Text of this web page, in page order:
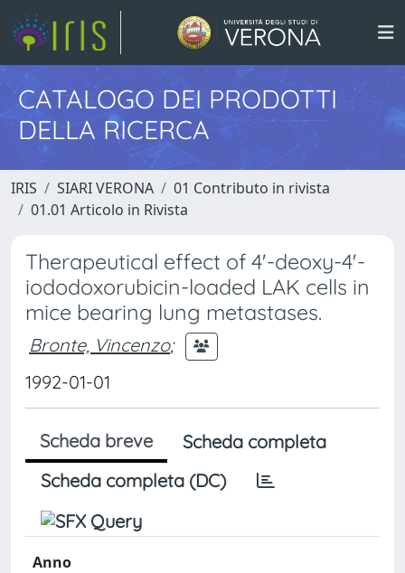
CATALOGO DEI PRODOTTI
DELLA RICERCA
IRIS SIARI VERONA
01 Contributo in rivista
01.01 Articolo in Rivista
Therapeutical effect of 4'-deoxy-4'-
iododoxorubicin-loaded LAK cells in
mice bearing lung metastases.
Bronte, Vincenzo;
1992-01-01
Scheda breve
Scheda completa
Scheda completa (DC)
Anno